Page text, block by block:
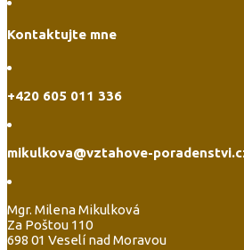
Kontaktujte mne
+420 605 011 336
mikulkova@vztahove-
Mgr. Milena Mikulková
Za Poštou 110
698 01 Veselí nad Moravou